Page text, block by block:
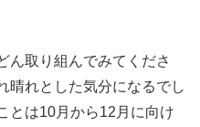
ん取り組んでみてくださ
晴れとした気分になるでし
とは10月から12月に向け